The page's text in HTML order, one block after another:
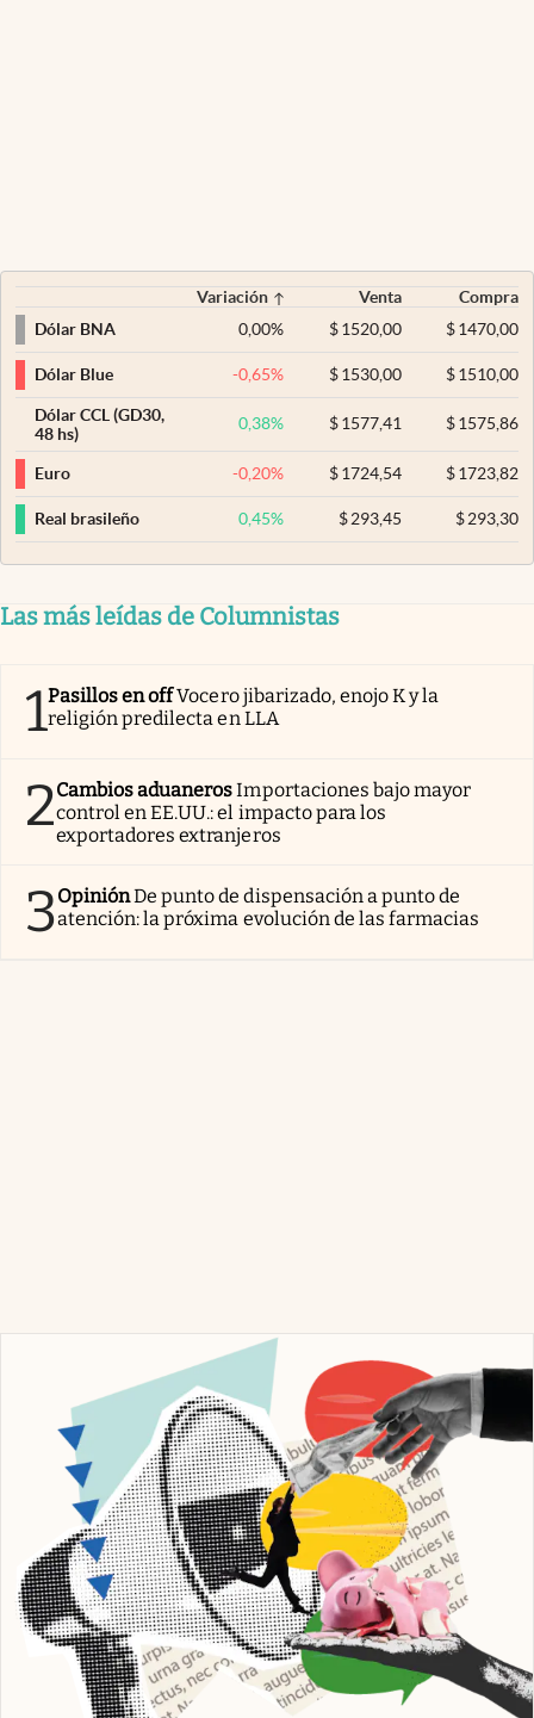
Variación Venta
Compra
Dólar BNA
0,00% $ 1520,00 $1470,00
Dólar Blue -0,65% $ 1530,00 $1510,00
Dólar CCL (GD30,
48 hs)
0,38% $ 1577,41 $1575,86
Euro -0,20% $ 1724,54 $1723,82
Real brasileño 0,45% $ 293,45 $293,30
Las más leídas de Columnistas
1Pasillos en offVocero jibarizado, enojo K y la
religión predilecta en LLA
2Cambios aduanerosImportaciones bajo mayor
control en EE.UU.: el impacto para los
exportadores extranjeros
3OpiniónDe punto de dispensación a punto de
atención: la próxima evolución de las farmacias